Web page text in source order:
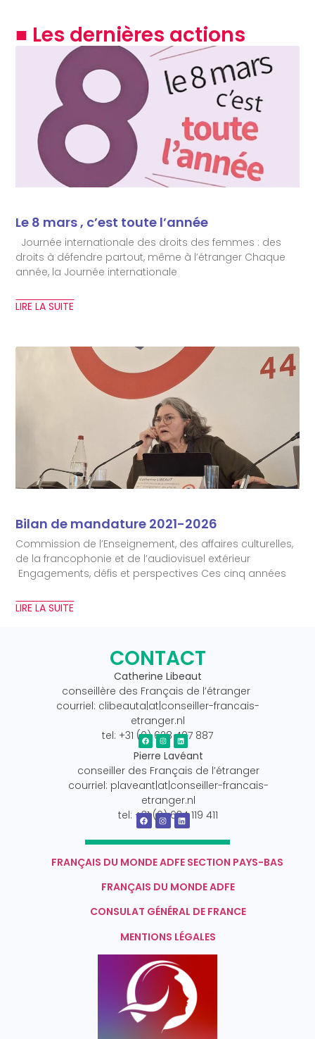
■ Les dernières actions
Le 8 mars , c’est toute l’année
Journée internationale des droits des femmes : des
droits à défendre partout, même à l’étranger Chaque
année, la Journée internationale
LIRE LA SUITE
Bilan de mandature 2021-2026
Commission de l’Enseignement, des affaires culturelles,
de la francophonie et de l’audiovisuel extérieur
Engagements, défis et perspectives Ces cinq années
LIRE LA SUITE
CONTACT
Catherine Libeaut
conseillère des Français de l’étranger
courriel: clibeauta|at|conseiller-francais-
etranger.nl
tel: +31 (0) 628 407 887
Pierre Lavéant
conseiller des Français de l’étranger
courriel: plaveant|at|conseiller-francais-
etranger.nl
tel: +31 (0) 634 119 411
FRANÇAIS DU MONDE ADFE SECTION PAYS-BAS
FRANÇAIS DU MONDE ADFE
CONSULAT GÉNÉRAL DE FRANCE
MENTIONS LÉGALES